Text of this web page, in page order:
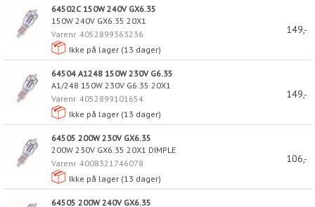
64502C 150W 240V GX6.35
150W 240V GX6.35 20X1
Varenr 4052899363236
Ikke på lager (13 dager)
149,-
64504 A1248 150W 230V G6.35
A1/248 150W 230V G6.35 20X1
Varenr 4052899101654
Ikke på lager (13 dager)
149,-
64505 200W 230V GX6.35
200W 230V GX6.35 20X1 DIMPLE
Varenr 4008321746078
Ikke på lager (13 dager)
106,-
64505 200W 240V GX6.35